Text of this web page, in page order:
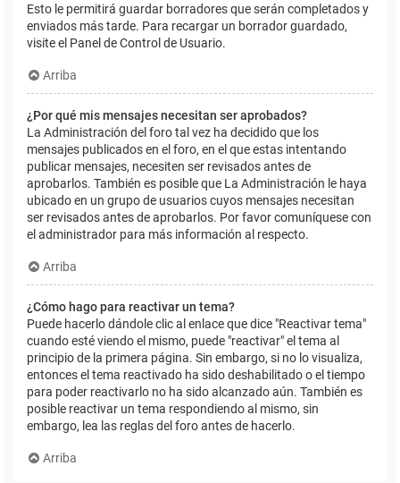
Esto le permitirá guardar borradores que serán completados y
enviados más tarde. Para recargar un borrador guardado,
visite el Panel de Control de Usuario.
Arriba
¿Por qué mis mensajes necesitan ser aprobados?
La Administración del foro tal vez ha decidido que los
mensajes publicados en el foro, en el que estas intentando
publicar mensajes, necesiten ser revisados antes de
aprobarlos. También es posible que La Administración le haya
ubicado en un grupo de usuarios cuyos mensajes necesitan
ser revisados antes de aprobarlos. Por favor comuníquese con
el administrador para más información al respecto.
Arriba
¿Cómo hago para reactivar un tema?
Puede hacerlo dándole clic al enlace que dice "Reactivar tema"
cuando esté viendo el mismo, puede "reactivar" el tema al
principio de la primera página. Sin embargo, si no lo visualiza,
entonces el tema reactivado ha sido deshabilitado o el tiempo
para poder reactivarlo no ha sido alcanzado aún. También es
posible reactivar un tema respondiendo al mismo, sin
embargo, lea las reglas del foro antes de hacerlo.
Arriba